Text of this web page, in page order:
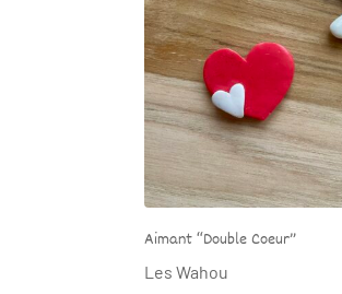
Aimant “Coeur marbré”
Les Wahou